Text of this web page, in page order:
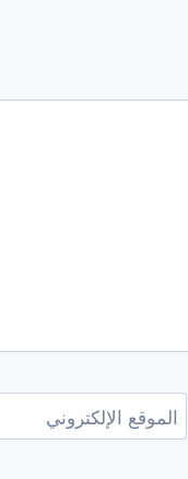
الموقع الإلكتروني